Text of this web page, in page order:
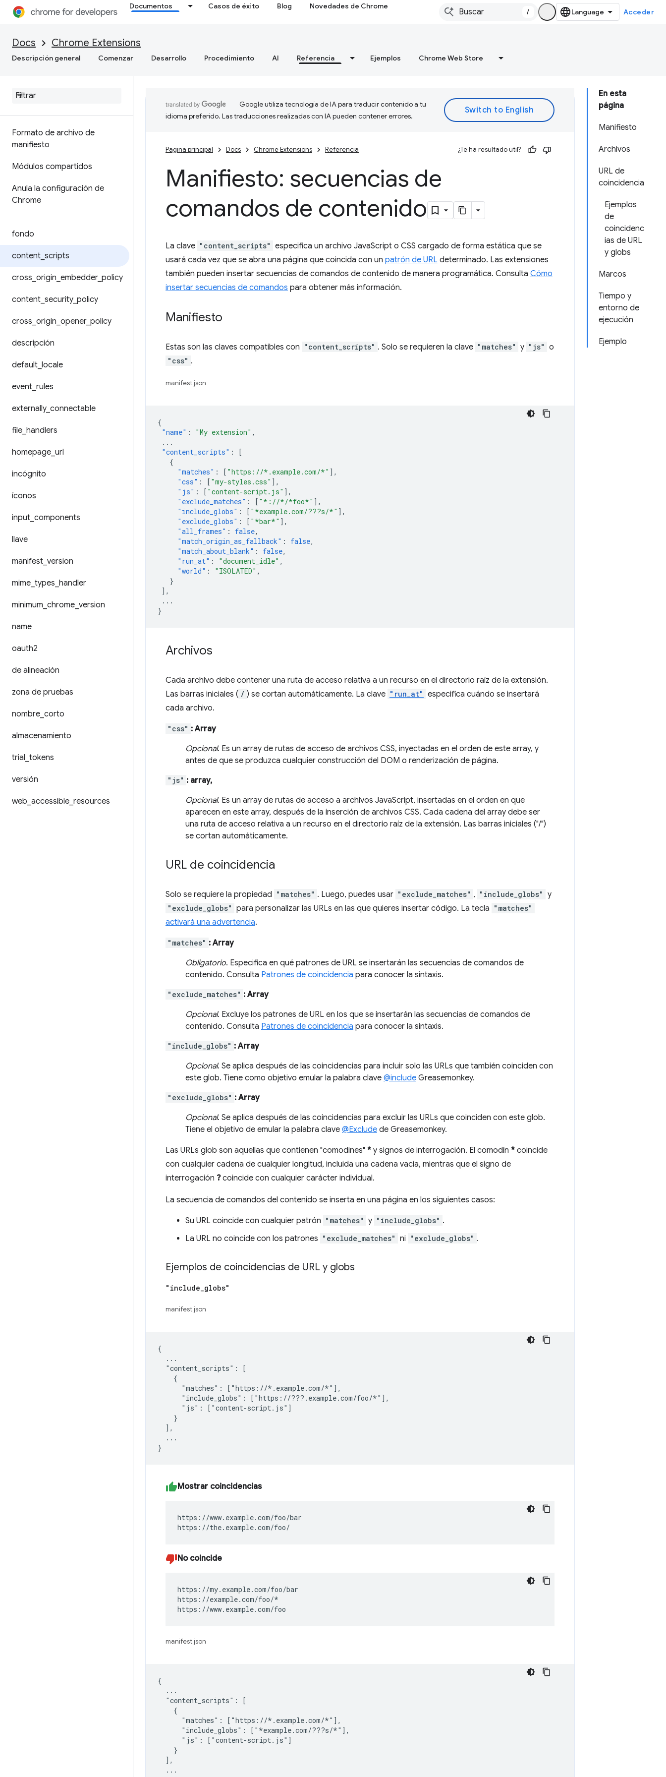
Documentos Casos de éxito Blog Novedades de Chrome
/ Acceder
Docs Chrome Extensions
Descripción general Comenzar Desarrollo Procedimiento AI Referencia Ejemplos Chrome Web Store
Formato de archivo de
manifiesto
Módulos compartidos
Anula la configuración de
Chrome
fondo
content scripts
cross origin embedder_ policy
content security_ policy
cross origin opener_ policy
descripción
default locale
event rules
externally_ connectable
file handlers
homepage url
incógnito
íconos
input components
llave
manifest version
mime types handler
minimum chrome version
name
oauth2
de alineación
zona de pruebas
nombre corto
almacenamiento
trial tokens
versión
web accessible resources
En esta
página
Manifiesto
Archivos
URL de
coincidencia
Ejemplos
de
coincidenc
ias de URL
y globs
Marcos
Tiempo y
entorno de
ejecución
Ejemplo
Google utiliza tecnología de IA para traducir contenido a tu
idioma preferido. Las traducciones realizadas con IA pueden contener errores.
Página principal Docs Chrome Extensions Referencia ¿Te ha resultado útil?
Manifiesto: secuencias de
comandos de contenido
La clave "content_scripts" especifica un archivo JavaScript o CSS cargado de forma estática que se
usará cada vez que se abra una página que coincida con un patrón de URL determinado. Las extensiones
también pueden insertar secuencias de comandos de contenido de manera programática. Consulta Cómo
insertar secuencias de comandos para obtener más información.
Manifiesto
Estas son las claves compatibles con "content_scripts" . Solo se requieren la clave "matches" y "js" o
"css" .
manifest.json
{
"name" : "My extension" ,
...
"content_scripts" :
[
{
"matches" : [ "https://*.example.com/*" ],
"css" : [ "my-styles.css" ],
"js" : [ "content-script.js" ],
"exclude_matches" : [ "*://*/*foo*" ],
"include_globs" : [ "*example.com/???s/*" ],
"exclude_globs" : [ "*bar*" ],
"all_frames" : false,
"match_origin_as_fallback" : false,
"match_about_blank" : false,
"run_at" : "document_idle" ,
"world" : "ISOLATED" ,
}
],
...
}
Archivos
Cada archivo debe contener una ruta de acceso relativa a un recurso en el directorio raíz de la extensión.
Las barras iniciales ( / ) se cortan automáticamente. La clave "run_at" especifica cuándo se insertará
cada archivo.
"css" : Array
Opcional. Es un array de rutas de acceso de archivos CSS, inyectadas en el orden de este array, y
antes de que se produzca cualquier construcción del DOM o renderización de página.
"js" : array,
Opcional. Es un array de rutas de acceso a archivos JavaScript, insertadas en el orden en que
aparecen en este array, después de la inserción de archivos CSS. Cada cadena del array debe ser
una ruta de acceso relativa a un recurso en el directorio raíz de la extensión. Las barras iniciales ("/")
se cortan automáticamente.
URL de coincidencia
Solo se requiere la propiedad "matches" . Luego, puedes usar "exclude_matches" , "include_globs" y
"exclude_globs" para personalizar las URLs en las que quieres insertar código. La tecla "matches"
activará una advertencia.
"matches" : Array
Obligatorio. Especifica en qué patrones de URL se insertarán las secuencias de comandos de
contenido. Consulta Patrones de coincidencia para conocer la sintaxis.
"exclude_matches" : Array
Opcional. Excluye los patrones de URL en los que se insertarán las secuencias de comandos de
contenido. Consulta Patrones de coincidencia para conocer la sintaxis.
"include_globs" : Array
Opcional. Se aplica después de las coincidencias para incluir solo las URLs que también coinciden con
este glob. Tiene como objetivo emular la palabra clave @include Greasemonkey.
"exclude_globs" : Array
Opcional. Se aplica después de las coincidencias para excluir las URLs que coinciden con este glob.
Tiene el objetivo de emular la palabra clave @Exclude de Greasemonkey.
Las URLs glob son aquellas que contienen "comodines" * y signos de interrogación. El comodín * coincide
con cualquier cadena de cualquier longitud, incluida una cadena vacía, mientras que el signo de
interrogación ?coincide con cualquier carácter individual.
La secuencia de comandos del contenido se inserta en una página en los siguientes casos:
Su URL coincide con cualquier patrón "matches" y "include_globs" .
La URL no coincide con los patrones "exclude_matches" ni "exclude_globs" .
Ejemplos de coincidencias de URL y globs
"include_globs"
manifest.json
{
  ...
  "content_scripts": [
    {
      "matches": ["https://*.example.com/*"],
      "include_globs": ["https://???.example.com/foo/*"],
      "js": ["content-script.js"]
    }
  ],
  ...
Mostrar coincidencias
https://www.example.com/foo/bar
https://the.example.com/foo/
No coincide
https://my.example.com/foo/bar
https://example.com/foo/*
https://www.example.com/foo
manifest.json
{
  ...
  "content_scripts": [
    {
      "matches": ["https://*.example.com/*"],
      "include_globs": ["*example.com/???s/*"],
      "js": ["content-script.js"]
    }
  ],
  ...